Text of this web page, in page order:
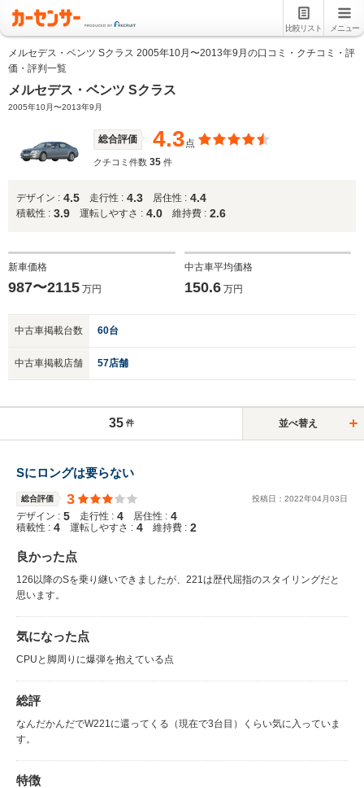
比較リスト メニュー
メルセデス・ベンツ Sクラス 2005年10月〜2013年9月の口コミ・クチコミ・評
価・評判一覧
メルセデス・ベンツ Sクラス
2005年10月〜2013年9月
総合評価 4.3点
クチコミ件数 35 件
デザイン : 4.5 走行性 : 4.3 居住性 : 4.4
積載性 : 3.9 運転しやすさ : 4.0 維持費 : 2.6
新車価格
987〜2115 万円
中古車平均価格
150.6万円
中古車掲載台数 60台
中古車掲載店舗 57店舗
35 件 並べ替え
Sにロングは要らない
総合評価 3 投稿日： 2022年04月03日
デザイン : 5 走行性 : 4 居住性 : 4
積載性 : 4 運転しやすさ : 4 維持費 : 2
良かった点
126以降のSを乗り継いできましたが、221は歴代屈指のスタイリングだと
思います。
気になった点
CPUと脚周りに爆弾を抱えている点
総評
なんだかんだでW221に還ってくる（現在で3台目）くらい気に入っていま
す。
特徴